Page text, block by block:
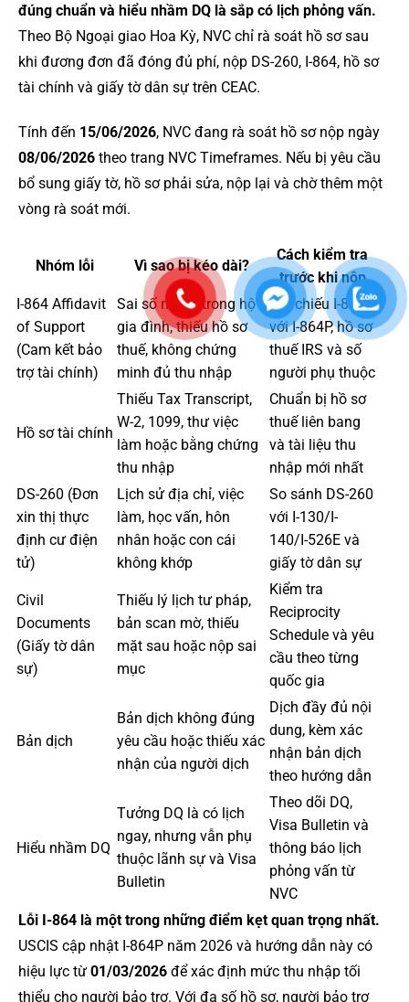
đúng chuẩn và hiểu nhầm DQ là sắp có lịch phỏng vấn.
Theo Bộ Ngoại giao Hoa Kỳ, NVC chỉ rà soát hồ sơ sau
khi đương đơn đã đóng đủ phí, nộp DS-260, I-864, hồ sơ
tài chính và giấy tờ dân sự trên CEAC.
Tính đến 15/06/2026, NVC đang rà soát hồ sơ nộp ngày
08/06/2026 theo trang NVC Timeframes. Nếu bị yêu cầu
bổ sung giấy tờ, hồ sơ phải sửa, nộp lại và chờ thêm một
vòng rà soát mới.
Nhóm lỗi Vì sao bị kéo dài?
Cách kiểm tra
trước khi nộp
I-864 Affidavit
of Support
(Cam kết bảo
trợ tài chính)
Sai số người trong hộ
gia đình, thiếu hồ sơ
thuế, không chứng
minh đủ thu nhập
Đối chiếu I-864
với I-864P, hồ sơ
thuế IRS và số
người phụ thuộc
Hồ sơ tài chính
Thiếu Tax Transcript,
W-2, 1099, thư việc
làm hoặc bằng chứng
thu nhập
Chuẩn bị hồ sơ
thuế liên bang
và tài liệu thu
nhập mới nhất
DS-260 (Đơn
xin thị thực
định cư điện
tử)
Lịch sử địa chỉ, việc
làm, học vấn, hôn
nhân hoặc con cái
không khớp
So sánh DS-260
với I-130/I-
140/I-526E và
giấy tờ dân sự
Civil
Documents
(Giấy tờ dân
sự)
Thiếu lý lịch tư pháp,
bản scan mờ, thiếu
mặt sau hoặc nộp sai
mục
Kiểm tra
Reciprocity
Schedule và yêu
cầu theo từng
quốc gia
Bản dịch
Bản dịch không đúng
yêu cầu hoặc thiếu xác
nhận của người dịch
Dịch đầy đủ nội
dung, kèm xác
nhận bản dịch
theo hướng dẫn
Hiểu nhầm DQ
Tưởng DQ là có lịch
ngay, nhưng vẫn phụ
thuộc lãnh sự và Visa
Bulletin
Theo dõi DQ,
Visa Bulletin và
thông báo lịch
phỏng vấn từ
NVC
Lỗi I-864 là một trong những điểm kẹt quan trọng nhất.
USCIS cập nhật I-864P năm 2026 và hướng dẫn này có
hiệu lực từ 01/03/2026 để xác định mức thu nhập tối
thiểu cho người bảo trợ. Với đa số hồ sơ, người bảo trợ